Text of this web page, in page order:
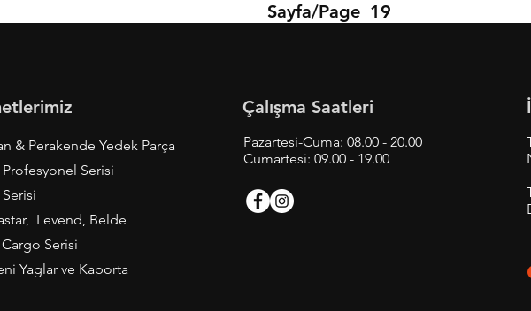
Sayfa/Page 19
& Perakende Yedek Parça
Serisi
Levend, Belde
Serisi
Yaglar ve Kaporta
Çalışma Saatleri
Pazartesi-Cuma: 08.00 - 20.00
Cumartesi: 09.00 - 19.00